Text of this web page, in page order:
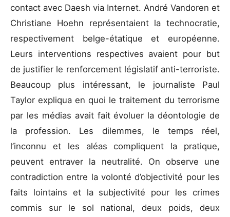
contact avec Daesh via Internet. André Vandoren et
Christiane Hoehn représentaient la technocratie,
respectivement belge-étatique et européenne.
Leurs interventions respectives avaient pour but
de justifier le renforcement législatif anti-terroriste.
Beaucoup plus intéressant, le journaliste Paul
Taylor expliqua en quoi le traitement du terrorisme
par les médias avait fait évoluer la déontologie de
la profession. Les dilemmes, le temps réel,
l’inconnu et les aléas compliquent la pratique,
peuvent entraver la neutralité. On observe une
contradiction entre la volonté d’objectivité pour les
faits lointains et la subjectivité pour les crimes
commis sur le sol national, deux poids, deux